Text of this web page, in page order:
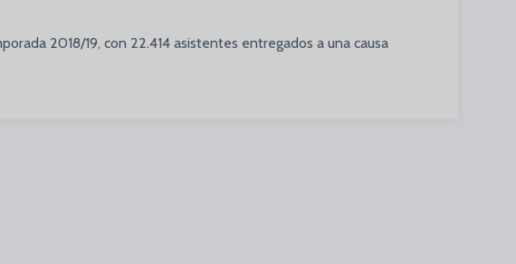
2018/19, con 22.414 asistentes entregados a una causa